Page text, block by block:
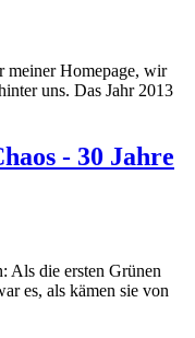
meiner Homepage, wir
uns. Das Jahr 2013
- 30 Jahre
Als die ersten Grünen
es, als kämen sie von